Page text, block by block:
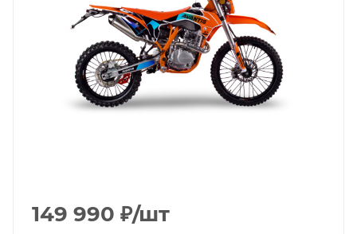
149 990 ₽/шт